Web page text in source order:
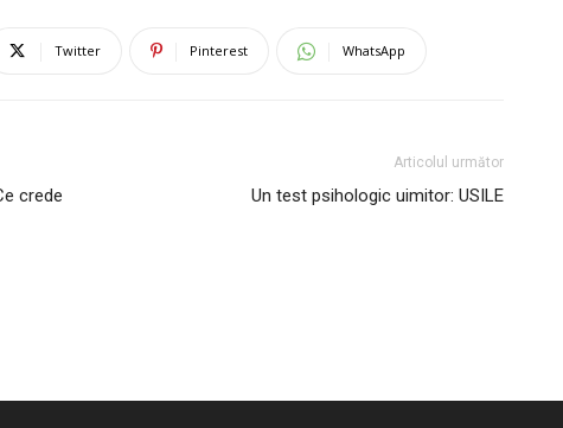
Twitter Pinterest WhatsApp
crede
Articolul următor
Un test psihologic uimitor: USILE